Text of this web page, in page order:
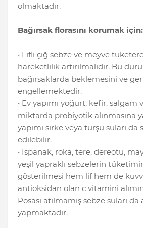
olmaktadır.
Bağırsak florasını korumak için:
• Lifli çiğ sebze ve meyve
hareketlilik artırılmalıdır. Bu
bağırsaklarda beklemesini ve
engellemektedir.
• Ev yapımı yoğurt, kefir, şalgam
miktarda probiyotik alınmasına
yapımı sirke veya turşu suları da
edilebilir.
• Ispanak, roka, tere, dereotu,
yeşil yapraklı sebzelerin
gösterilmesi hem lif hem de
antioksidan olan c vitamini
Posası atılmamış sebze suları da
yapmaktadır.